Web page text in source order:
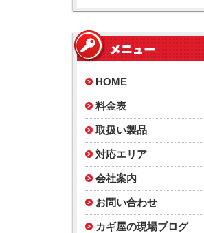
HOME
料金表
取扱い製品
対応エリア
会社案内
お問い合わせ
カギ屋の現場ブログ